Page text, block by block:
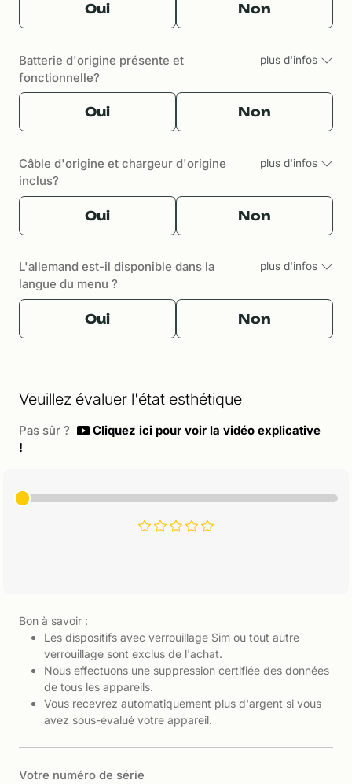
Oui Non
Batterie d'origine présente et
fonctionnelle?
plus d'infos
Oui Non
Câble d'origine et chargeur d'origine
inclus?
plus d'infos
Oui Non
L'allemand est-il disponible dans la
langue du menu ?
plus d'infos
Oui Non
Veuillez évaluer l'état esthétique
Pas sûr ?
Cliquez ici pour voir la vidéo explicative
!
Bon à savoir :
Les dispositifs avec verrouillage Sim ou tout autre
verrouillage sont exclus de l'achat.
Nous effectuons une suppression certifiée des données
de tous les appareils.
Vous recevrez automatiquement plus d'argent si vous
avez sous-évalué votre appareil.
Votre numéro de série